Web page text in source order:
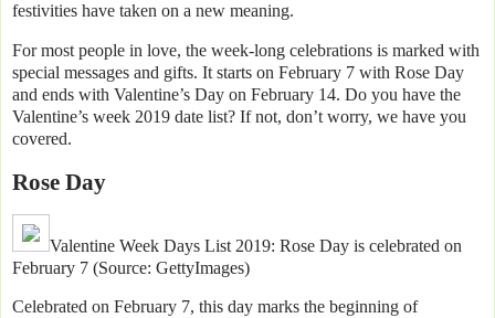
festivities have taken on a new meaning.
For most people in love, the week-long celebrations is marked with
special messages and gifts. It starts on February 7 with Rose Day
and ends with Valentine’s Day on February 14. Do you have the
Valentine’s week 2019 date list? If not, don’t worry, we have you
covered.
Rose Day
Valentine Week Days List 2019: Rose Day is celebrated on
February 7 (Source: GettyImages)
Celebrated on February 7, this day marks the beginning of